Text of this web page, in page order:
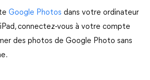
Google Photos dans votre ordinateur
connectez-vous à votre compte
des photos de Google Photo sans